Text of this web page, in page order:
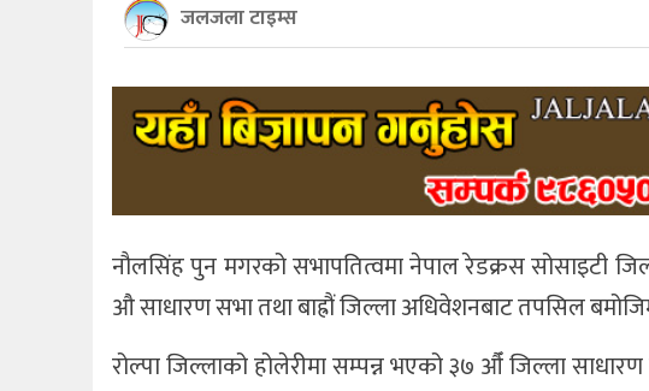
जलजला टाइम्स
नौलसिंह पुन मगरको सभापतित्वमा नेपाल रेडक्रस सोसाइटी
औ साधारण सभा तथा बाह्रौं जिल्ला अधिवेशनबाट तपसिल
रोल्पा जिल्लाको होलेरीमा सम्पन्न भएको ३७ औँ जिल्ला